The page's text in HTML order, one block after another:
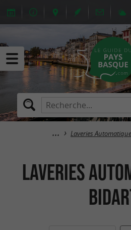
Laveries
Laveries